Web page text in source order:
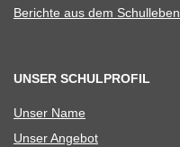
Berichte aus dem Schulleben
UNSER SCHULPROFIL
Unser Name
Unser Ange­bot